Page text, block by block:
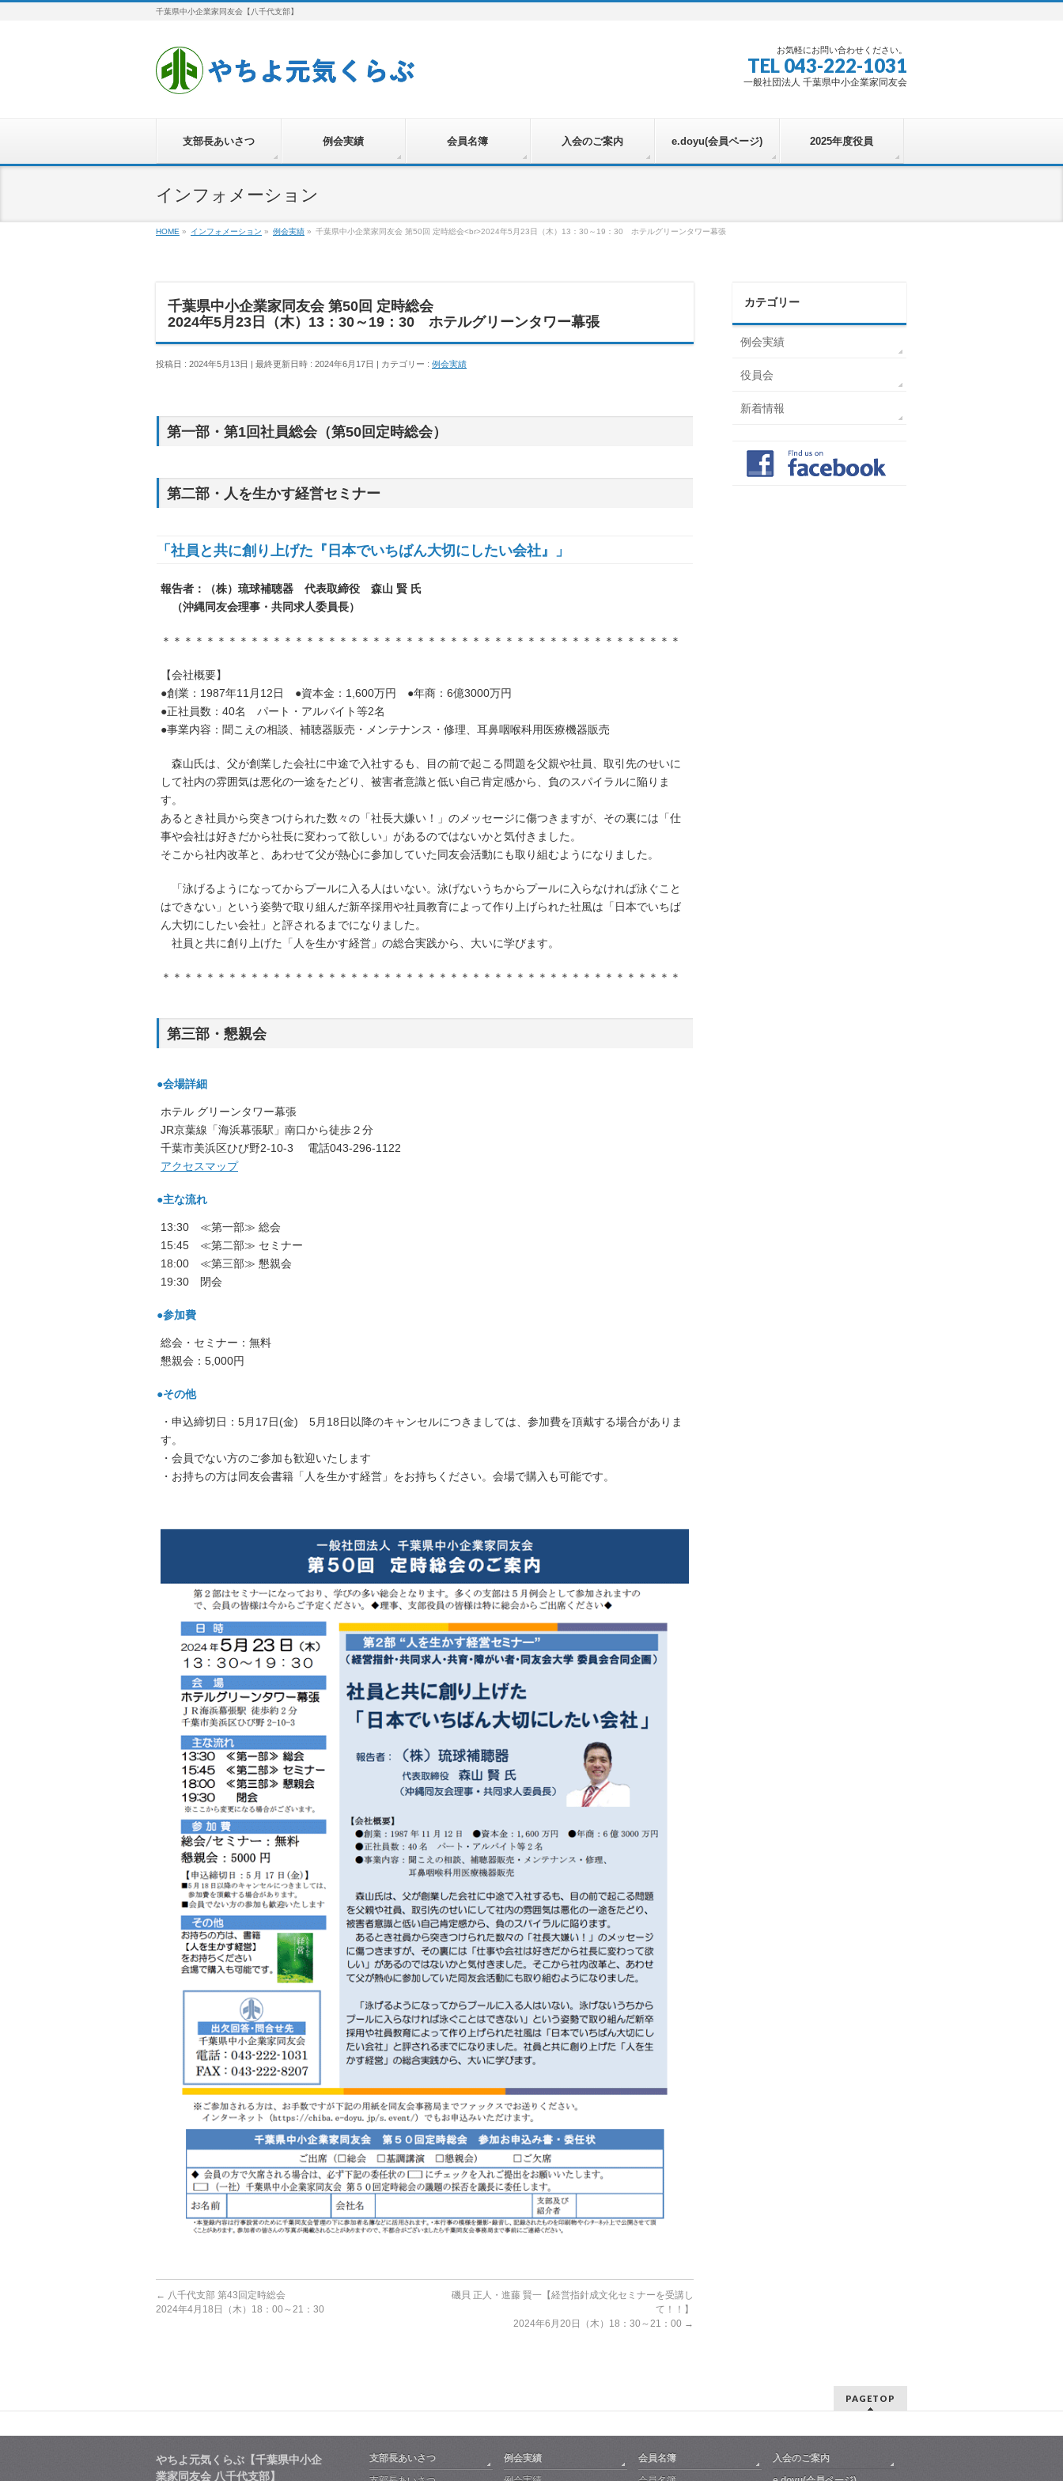
千葉県中小企業家同友会【八千代支部】
お気軽にお問い合わせください。
TEL 043-222-1031
一般社団法人 千葉県中小企業家同友会
支部長あいさつ 例会実績 会員名簿 入会のご案内 e.doyu(会員ページ) 2025年度役員
インフォメーション
HOME » インフォメーション » 例会実績 » 千葉県中小企業家同友会 第50回 定時総会<br>2024年5月23日（木）13：30～19：30 ホテルグリーンタワー幕張
千葉県中小企業家同友会 第50回 定時総会
2024年5月23日（木）13：30～19：30 ホテルグリーンタワー幕張
投稿日 : 2024年5月13日 最終更新日時 : 2024年6月17日 カテゴリー : 例会実績
第一部・第1回社員総会（第50回定時総会）
第二部・人を生かす経営セミナー
「社員と共に創り上げた『日本でいちばん大切にしたい会社』」
報告者：（株）琉球補聴器 代表取締役 森山 賢 氏
（沖縄同友会理事・共同求人委員長）
＊＊＊＊＊＊＊＊＊＊＊＊＊＊＊＊＊＊＊＊＊＊＊＊＊＊＊＊＊＊＊＊＊＊＊＊＊＊＊＊＊＊＊＊＊＊＊
【会社概要】
●創業：1987年11月12日 ●資本金：1,600万円 ●年商：6億3000万円
●正社員数：40名 パート・アルバイト等2名
●事業内容：聞こえの相談、補聴器販売・メンテナンス・修理、耳鼻咽喉科用医療機器販売
森山氏は、父が創業した会社に中途で入社するも、目の前で起こる問題を父親や社員、取引先のせいに
して社内の雰囲気は悪化の一途をたどり、被害者意識と低い自己肯定感から、負のスパイラルに陥りま
す。
あるとき社員から突きつけられた数々の「社長大嫌い！」のメッセージに傷つきますが、その裏には「仕
事や会社は好きだから社長に変わって欲しい」があるのではないかと気付きました。
そこから社内改革と、あわせて父が熱心に参加していた同友会活動にも取り組むようになりました。
「泳げるようになってからプールに入る人はいない。泳げないうちからプールに入らなければ泳ぐこと
はできない」という姿勢で取り組んだ新卒採用や社員教育によって作り上げられた社風は「日本でいちば
ん大切にしたい会社」と評されるまでになりました。
社員と共に創り上げた「人を生かす経営」の総合実践から、大いに学びます。
＊＊＊＊＊＊＊＊＊＊＊＊＊＊＊＊＊＊＊＊＊＊＊＊＊＊＊＊＊＊＊＊＊＊＊＊＊＊＊＊＊＊＊＊＊＊＊
第三部・懇親会
●会場詳細
ホテル グリーンタワー幕張
JR京葉線「海浜幕張駅」南口から徒歩２分
千葉市美浜区ひび野2-10-3 電話043-296-1122
アクセスマップ
●主な流れ
13:30 ≪第一部≫ 総会
15:45 ≪第二部≫ セミナー
18:00 ≪第三部≫ 懇親会
19:30 閉会
●参加費
総会・セミナー：無料
懇親会：5,000円
●その他
・申込締切日：5月17日(金) 5月18日以降のキャンセルにつきましては、参加費を頂戴する場合がありま
す。
・会員でない方のご参加も歓迎いたします
・お持ちの方は同友会書籍「人を生かす経営」をお持ちください。会場で購入も可能です。
← 八千代支部 第43回定時総会
2024年4月18日（木）18：00～21：30
磯貝 正人・進藤 賢一【経営指針成文化セミナーを受講し
て！！】
2024年6月20日（木）18：30～21：00 →
カテゴリー
例会実績
役員会
新着情報
PAGETOP
やちよ元気くらぶ【千葉県中小企
業家同友会 八千代支部】
支部長あいさつ
例会実績
会員名簿
入会のご案内